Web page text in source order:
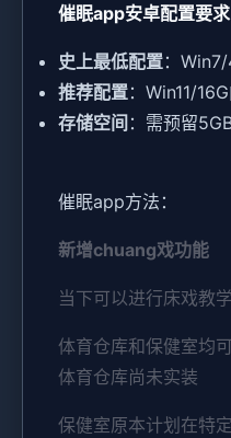
催眠app安卓配置要求
​史上最低配置​：
​推荐配置​：Win11/
​存储空间​ ：需预留
催眠app方法：
新增chuang戏功能
当下可以进行床戏教
体育仓库和保健室均
体育仓库尚未实装
保健室原本计划在特